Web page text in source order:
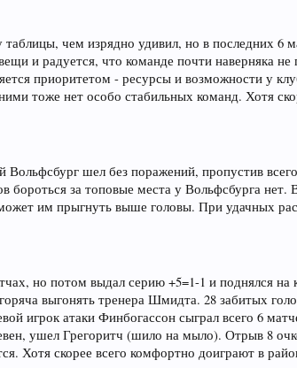
чем изрядно удивил, но в последних 6
и радуется, что команде почти наверняка не
приоритетом - ресурсы и возможности у
тоже нет особо стабильных команд. Хотя
шел без поражений, пропустив
за топовые места у Вольфсбурга
им прыгнуть выше головы. При удачных
но потом выдал серию +5=1-1 и поднялся
выгонять тренера Шмидта. 28 забитых
игрок атаки Финбогассон сыграл всего 6
ушел Грегоритч (шило на мыло). Отрыв 8
Хотя скорее всего комфортно доиграют в